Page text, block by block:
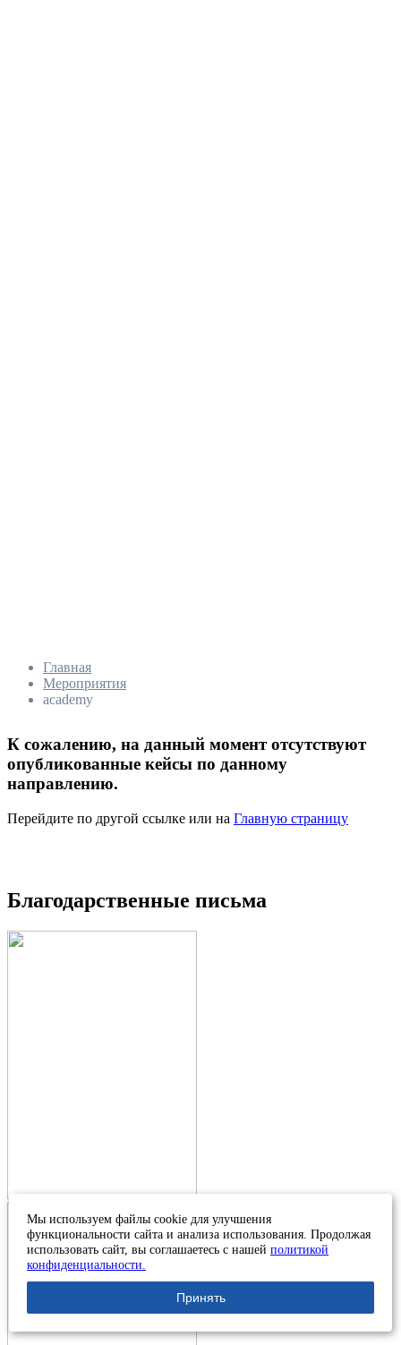
Главная
Мероприятия
academy
К сожалению, на данный момент отсутствуют
опубликованные кейсы по данному
направлению.
Перейдите по другой ссылке или на Главную страницу
Благодарственные письма
Мы используем файлы cookie для улучшения
функциональности сайта и анализа использования. Продолжая
использовать сайт, вы соглашаетесь с нашей политикой
конфиденциальности.
Принять